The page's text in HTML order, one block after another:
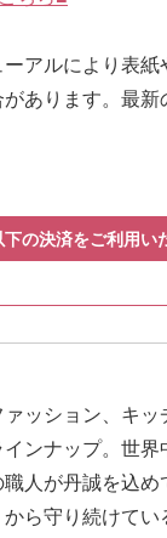
アルにより表紙
あります。最新
の決済をご利用い
ッション、キ
ンナップ。世
職人が丹誠を込
ら守り続けてい